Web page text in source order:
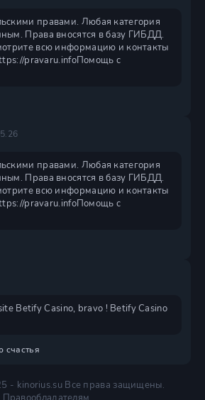
правами. Любая категория
Права вносятся в базу ГИБДД.
всю информацию и контакты
pravaru.infoПомощь с
правами. Любая категория
Права вносятся в базу ГИБДД.
всю информацию и контакты
pravaru.infoПомощь с
Betify Casino, bravo ! Betify Casino
счастья
- kinorius.su Все права защищены.